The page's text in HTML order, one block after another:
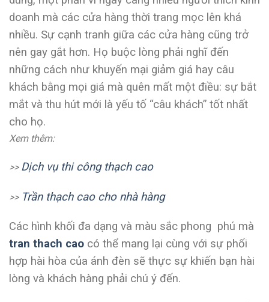
doanh mà các cửa hàng thời trang mọc lên khá
nhiều. Sự cạnh tranh giữa các cửa hàng cũng trở
nên gay gắt hơn. Họ buộc lòng phải nghĩ đến
những cách như khuyến mại giảm giá hay câu
khách bằng mọi giá mà quên mất một điều: sự bắt
mắt và thu hút mới là yếu tố “câu khách” tốt nhất
cho họ.
Xem thêm:
>> Dịch vụ thi công thạch cao
>> Trần thạch cao cho nhà hàng
Các hình khối đa dạng và màu sắc phong phú mà
tran thach cao có thể mang lại cùng với sự phối
hợp hài hòa của ánh đèn sẽ thực sự khiến bạn hài
lòng và khách hàng phải chú ý đến.